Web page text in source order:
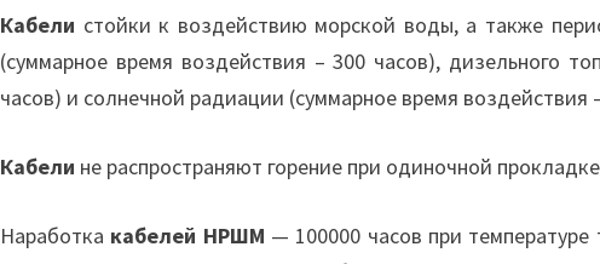
Кабели стойки к воздействию морской воды, а также
(суммарное время воздействия – 300 часов), дизельного
часов) и солнечной радиации (суммарное время воздействия
Кабели не распространяют горение при одиночной прокладке
Наработка кабелей НРШМ — 100000 часов при